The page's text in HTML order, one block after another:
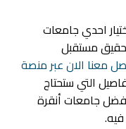
احديجامعات
مستقبل
معنا الان عبر منصة
التي ستحتاج
جامعات أنقرة